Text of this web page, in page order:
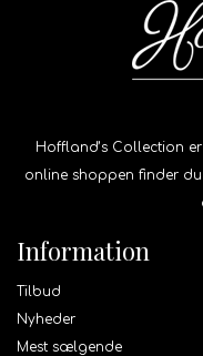
Hoffland’s Collection
online shoppen finder
Information
Tilbud
Nyheder
Mest sælgende